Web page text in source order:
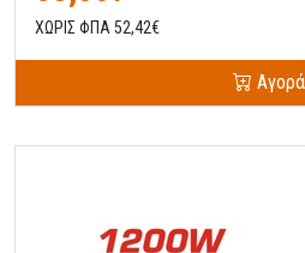
ΧΩΡΙΣ ΦΠΑ 52,42€
Αγορά